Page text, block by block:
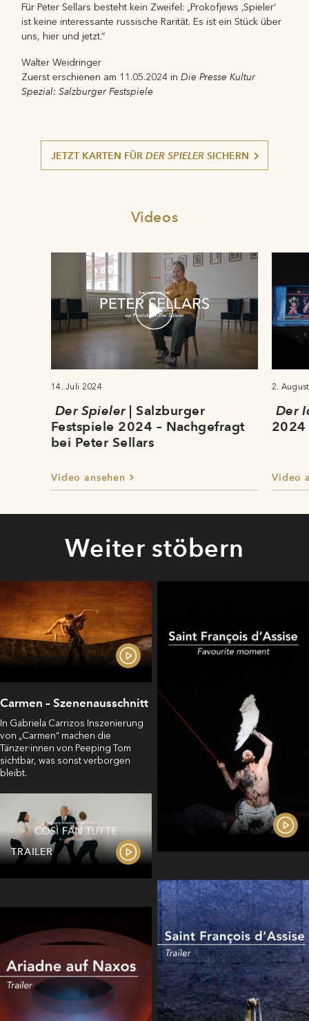
Für Peter Sellars besteht kein Zweifel: „Prokofjews ‚Spieler‘
ist keine interessante russische Rarität. Es ist ein Stück über
uns, hier und jetzt.“
Walter Weidringer
Zuerst erschienen am 11.05.2024 inDie Presse Kultur
Spezial: Salzburger Festspiele
JETZT KARTEN FÜR DER SPIELERSICHERN
Videos
14. Juli 2024
Der Spieler| Salzburger
Festspiele 2024 – Nachgefragt
bei Peter Sellars
Video ansehen
2.
Der
2024
Video
Weiter stöbern
Carmen – Szenenausschnitt
In Gabriela Carrizos Inszenierung
von „Carmen“ machen die
Tänzer·innen von Peeping Tom
sichtbar, was sonst verborgen
bleibt.
TRAILER